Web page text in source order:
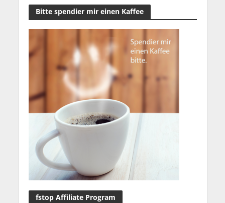
Bitte spendier mir einen Kaffee
fstop Affiliate Program